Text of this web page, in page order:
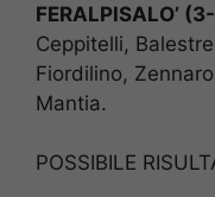
FERALPISALO’
Ceppitelli,
Fiordilino,
Mantia.
POSSIBILE